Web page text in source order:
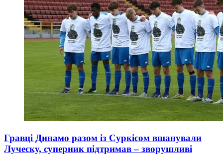
Гравці Динамо разом із Суркісом вшанували
Луческу, суперник підтримав – зворушливі